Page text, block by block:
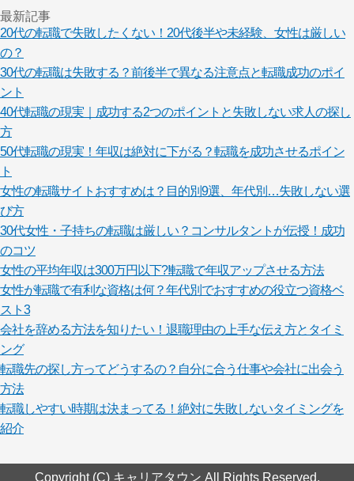
最新記事
20代の転職で失敗したくない！20代後半や未経験、女性は厳しい
の？
30代の転職は失敗する？前後半で異なる注意点と転職成功のポイ
ント
40代転職の現実｜成功する2つのポイントと失敗しない求人の探し
方
50代転職の現実！年収は絶対に下がる？転職を成功させるポイン
ト
女性の転職サイトおすすめは？目的別9選、年代別…失敗しない選
び方
30代女性・子持ちの転職は厳しい？コンサルタントが伝授！成功
のコツ
女性の平均年収は300万円以下?!転職で年収アップさせる方法
女性が転職で有利な資格は何？年代別でおすすめの役立つ資格ベ
スト3
会社を辞める方法を知りたい！退職理由の上手な伝え方とタイミ
ング
転職先の探し方ってどうするの？自分に合う仕事や会社に出会う
方法
転職しやすい時期は決まってる！絶対に失敗しないタイミングを
紹介
Copyright (C) キャリアタウン All Rights Reserved.